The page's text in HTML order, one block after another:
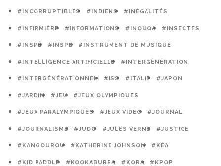
#INCORRUPTIBLES #INDIENS #INÉGALITÉS
#INFIRMIÈRE #INFORMATIONS #INOUQA #INSECTES
#INSPÉ #INSPE #INSTRUMENT DE MUSIQUE
#INTELLIGENCE ARTIFICIELLE #INTERGÉNÉRATION
#INTERGÉNÉRATIONNEL #ISS #ITALIE #JAPON
#JARDIN #JEU #JEUX OLYMPIQUES
#JEUX PARALYMPIQUES #JEUX VIDEO #JOURNAL
#JOURNALISME #JUDO #JULES VERNE #JUSTICE
#KANGOUROU #KATHERINE JOHNSON #KÉA
#KID PADDLE #KOOKABURRA #KORA #KPOP